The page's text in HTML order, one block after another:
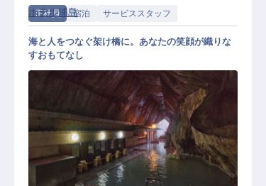
正社員 宿泊 サービススタッフ
総合職
ホテル浦島
海と人をつなぐ架け橋に。あなたの笑顔が織りな
すおもてなし